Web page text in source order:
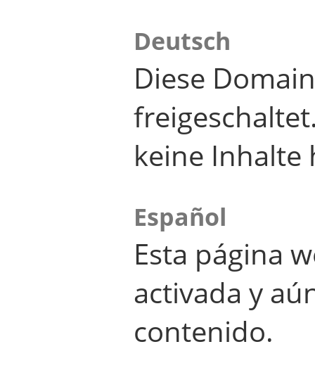
Deutsch
Diese
keine Inhalte
Español
Esta página
activada y
contenido.